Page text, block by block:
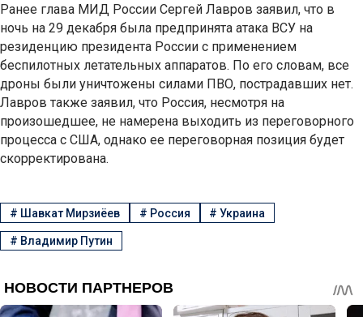
Ранее глава МИД России Сергей Лавров заявил, что в
ночь на 29 декабря была предпринята атака ВСУ на
резиденцию президента России с применением
беспилотных летательных аппаратов. По его словам, все
дроны были уничтожены силами ПВО, пострадавших нет.
Лавров также заявил, что Россия, несмотря на
произошедшее, не намерена выходить из переговорного
процесса с США, однако ее переговорная позиция будет
скорректирована.
# Шавкат Мирзиёев # Россия #Украина
# Владимир Путин